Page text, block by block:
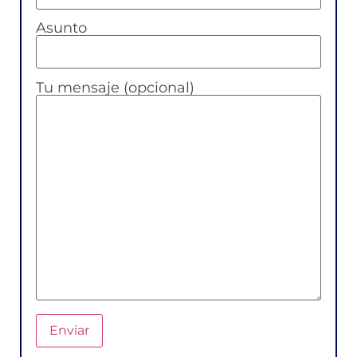
Asunto
Tu mensaje (opcional)